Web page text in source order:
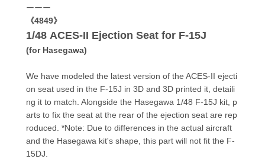
ーーー
《4849》
1/48 ACES-II Ejection Seat for F-15J
(for Hasegawa)
We have modeled the latest version of the ACES-II ejecti
on seat used in the F-15J in 3D and 3D printed it, detaili
ng it to match. Alongside the Hasegawa 1/48 F-15J kit, p
arts to fix the seat at the rear of the ejection seat are rep
roduced. *Note: Due to differences in the actual aircraft
and the Hasegawa kit's shape, this part will not fit the F-
15DJ.